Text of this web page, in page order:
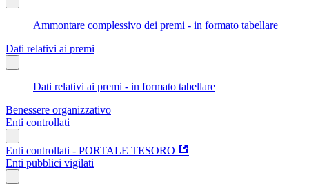
Ammontare complessivo dei premi - in formato tabellare
Dati relativi ai premi
Dati relativi ai premi - in formato tabellare
Benessere organizzativo
Enti controllati
Enti controllati - PORTALE TESORO
Enti pubblici vigilati